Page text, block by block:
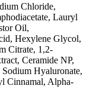
Chloride,
Lauryl
Oil,
Hexylene Glycol,
Citrate, 1,2-
Ceramide NP,
Hyaluronate,
Cinnamal, Alpha-